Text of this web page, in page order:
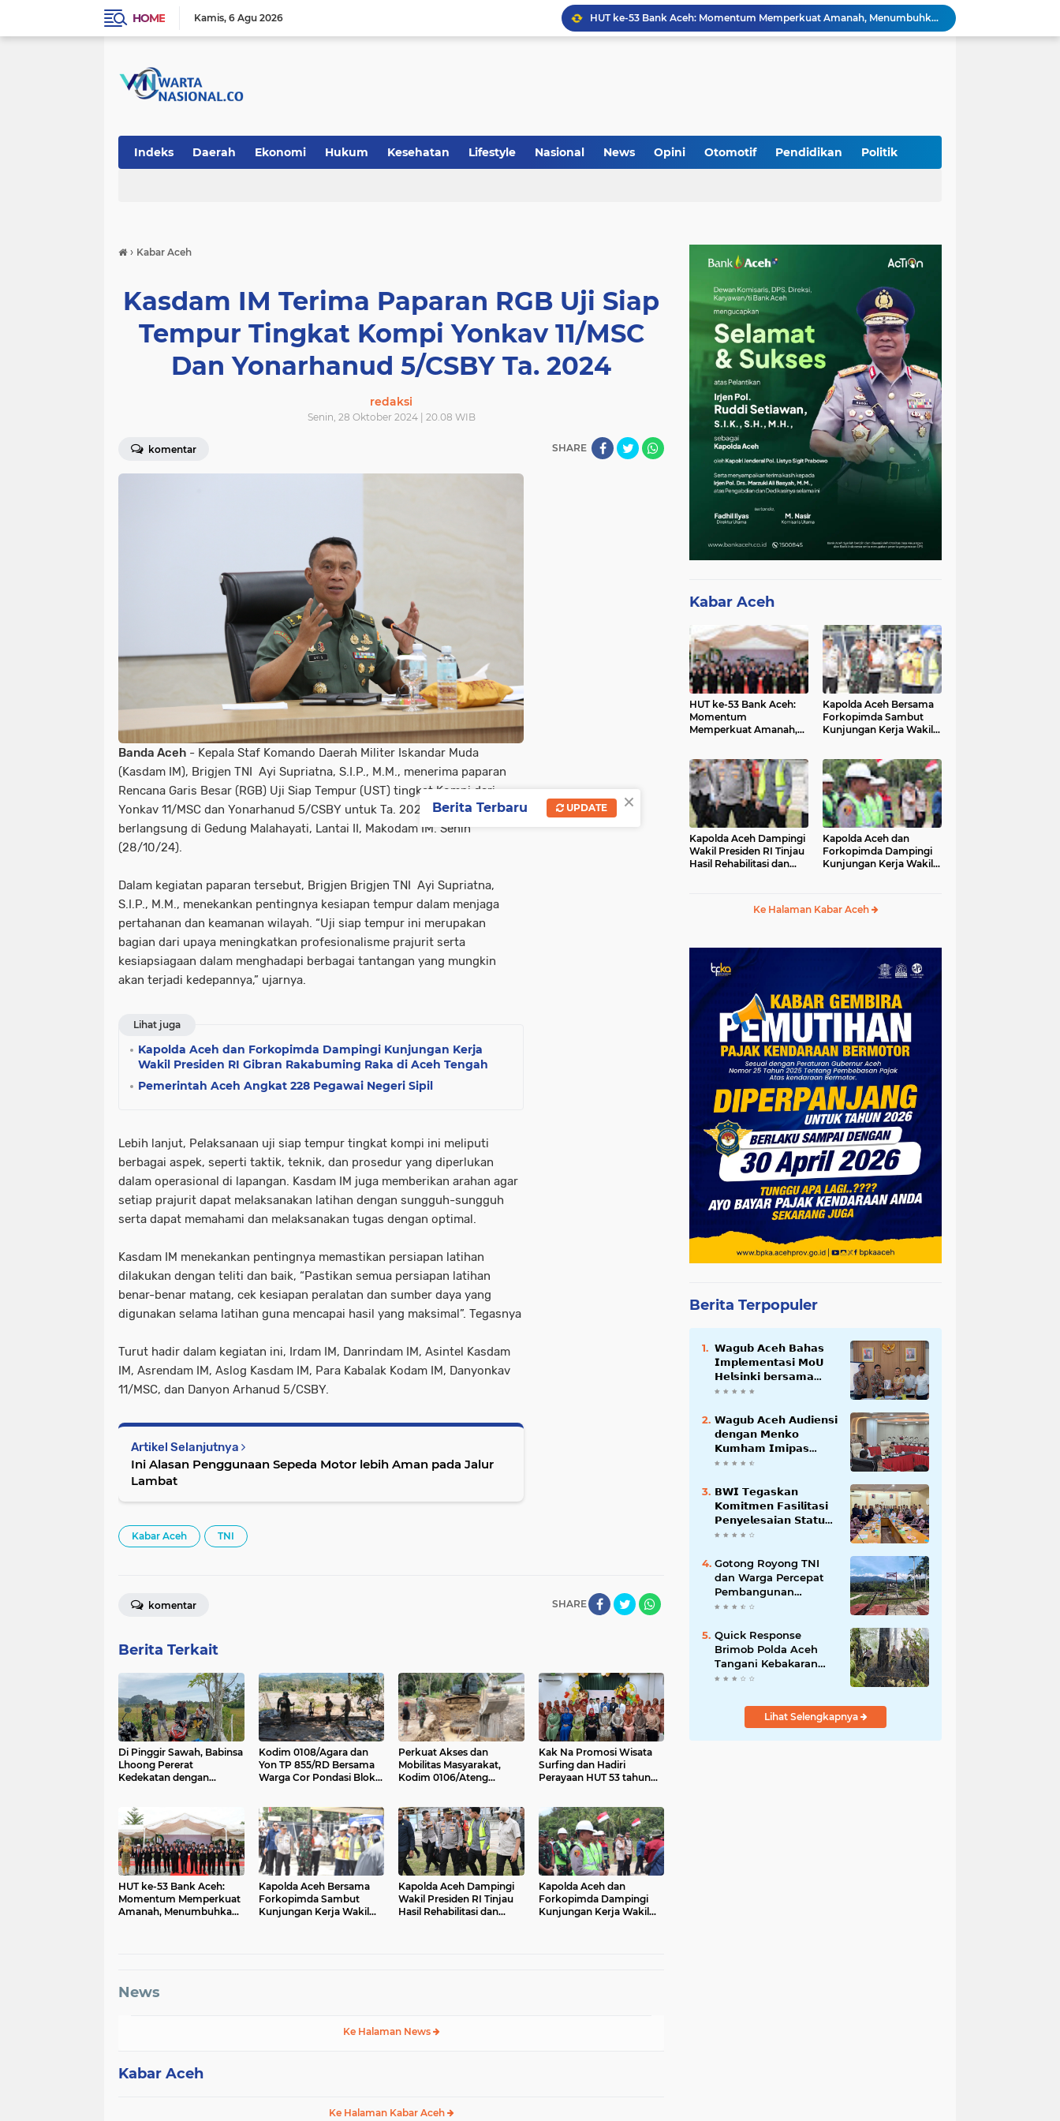
HOME Kamis 6 Agu 2026 HUT ke-53 Bank Aceh: Momentum Memperkuat Amanah, Menumbuhkan Keberkahan Bagi Aceh
Silaturahmi Lintas Sektor di Kuta Alam, TNI–Polri dan Desa Perkokoh Kebersamaan
Babinsa Peukan Bada Hadiri Rapat Lanjutan HUT RI ke-81, Perkuat Sinergi Lintas Sektor
Kapolda Aceh Dampingi Wakil Presiden RI Tinjau Hasil Rehabilitasi dan Rekonstruksi Pascabencana di Desa Kendawi, Gayo Lues
Kak Na Promosi Wisata Surfing dan Hadiri Perayaan HUT 53 tahun BAS Simeulue
Indeks Daerah Ekonomi Hukum Kesehatan Lifestyle Nasional News Opini Otomotif Pendidikan Politik
› Kabar Aceh
Kasdam IM Terima Paparan RGB Uji Siap
Tempur Tingkat Kompi Yonkav 11/MSC
Dan Yonarhanud 5/CSBY Ta. 2024
redaksi
Senin, 28 Oktober 2024 | 20.08 WIB
komentar SHARE
Banda Aceh - Kepala Staf Komando Daerah Militer Iskandar Muda
(Kasdam IM), Brigjen TNI Ayi Supriatna, S.I.P., M.M., menerima paparan
Rencana Garis Besar (RGB) Uji Siap Tempur (UST) tingkat Kompi dari
Yonkav 11/MSC dan Yonarhanud 5/CSBY untuk Ta. 2024. Kegiatan ini
berlangsung di Gedung Malahayati, Lantai II, Makodam IM. Senin
(28/10/24).
Dalam kegiatan paparan tersebut, Brigjen Brigjen TNI Ayi Supriatna,
S.I.P., M.M., menekankan pentingnya kesiapan tempur dalam menjaga
pertahanan dan keamanan wilayah. “Uji siap tempur ini merupakan
bagian dari upaya meningkatkan profesionalisme prajurit serta
kesiapsiagaan dalam menghadapi berbagai tantangan yang mungkin
akan terjadi kedepannya,” ujarnya.
Lihat juga
Kapolda Aceh dan Forkopimda Dampingi Kunjungan Kerja
Wakil Presiden RI Gibran Rakabuming Raka di Aceh Tengah
Pemerintah Aceh Angkat 228 Pegawai Negeri Sipil
Lebih lanjut, Pelaksanaan uji siap tempur tingkat kompi ini meliputi
berbagai aspek, seperti taktik, teknik, dan prosedur yang diperlukan
dalam operasional di lapangan. Kasdam IM juga memberikan arahan agar
setiap prajurit dapat melaksanakan latihan dengan sungguh-sungguh
serta dapat memahami dan melaksanakan tugas dengan optimal.
Kasdam IM menekankan pentingnya memastikan persiapan latihan
dilakukan dengan teliti dan baik, “Pastikan semua persiapan latihan
benar-benar matang, cek kesiapan peralatan dan sumber daya yang
digunakan selama latihan guna mencapai hasil yang maksimal”. Tegasnya
Turut hadir dalam kegiatan ini, Irdam IM, Danrindam IM, Asintel Kasdam
IM, Asrendam IM, Aslog Kasdam IM, Para Kabalak Kodam IM, Danyonkav
11/MSC, dan Danyon Arhanud 5/CSBY.
Artikel Selanjutnya
Ini Alasan Penggunaan Sepeda Motor lebih Aman pada Jalur
Lambat
Kabar Aceh TNI
SHARE
komentar
Berita Terkait
Di Pinggir Sawah, Babinsa
Lhoong Pererat
Kedekatan dengan
Kodim 0108/Agara dan
Yon TP 855/RD Bersama
Warga Cor Pondasi Blok
Ger, Aceh Tenggara
Perkuat Akses dan
Mobilitas Masyarakat,
Kodim 0106/Ateng
Antara, Aceh Tengah
Kak Na Promosi Wisata
Surfing dan Hadiri
Perayaan HUT 53 tahun
HUT ke-53 Bank Aceh:
Momentum Memperkuat
Amanah, Menumbuhkan
Kapolda Aceh Bersama
Forkopimda Sambut
Kunjungan Kerja Wakil
Kapolda Aceh Dampingi
Wakil Presiden RI Tinjau
Hasil Rehabilitasi dan
Kapolda Aceh dan
Forkopimda Dampingi
Kunjungan Kerja Wakil
News
Ke Halaman News
Kabar Aceh
Ke Halaman Kabar Aceh
Kabar Aceh
HUT ke-53 Bank Aceh:
Momentum
Memperkuat Amanah,
Kapolda Aceh Bersama
Forkopimda Sambut
Kunjungan Kerja Wakil
Kapolda Aceh Dampingi
Wakil Presiden RI Tinjau
Hasil Rehabilitasi dan
Kapolda Aceh dan
Forkopimda Dampingi
Kunjungan Kerja Wakil
Ke Halaman Kabar Aceh
Berita Terpopuler
𝗪𝗮𝗴𝘂𝗯 𝗔𝗰𝗲𝗵 𝗕𝗮𝗵𝗮𝘀
𝗜𝗺𝗽𝗹𝗲𝗺𝗲𝗻𝘁𝗮𝘀𝗶 𝗠𝗼𝗨
𝗛𝗲𝗹𝘀𝗶𝗻𝗸𝗶 𝗯𝗲𝗿𝘀𝗮𝗺𝗮
𝗦𝗲𝗸𝗿𝗲𝘁𝗮𝗿𝗶𝗮𝘁 𝗡𝗲𝗴𝗮𝗿𝗮
𝗪𝗮𝗴𝘂𝗯 𝗔𝗰𝗲𝗵 𝗔𝘂𝗱𝗶𝗲𝗻𝘀𝗶
𝗱𝗲𝗻𝗴𝗮𝗻 𝗠𝗲𝗻𝗸𝗼
𝗞𝘂𝗺𝗵𝗮𝗺 𝗜𝗺𝗶𝗽𝗮𝘀
𝗧𝗲𝗿𝗸𝗮𝗶𝘁 𝗦𝘁𝗮𝘁𝘂𝘀 𝗪𝗮𝗸𝗮𝗳
𝗕𝗪𝗜 𝗧𝗲𝗴𝗮𝘀𝗸𝗮𝗻
𝗞𝗼𝗺𝗶𝘁𝗺𝗲𝗻 𝗙𝗮𝘀𝗶𝗹𝗶𝘁𝗮𝘀𝗶
𝗣𝗲𝗻𝘆𝗲𝗹𝗲𝘀𝗮𝗶𝗮𝗻 𝗦𝘁𝗮𝘁𝘂𝘀
𝗪𝗮𝗸𝗮𝗳 𝗕𝗹𝗮𝗻𝗴 𝗣𝗮𝗱𝗮𝗻𝗴
Gotong Royong TNI
dan Warga Percepat
Pembangunan
Jembatan Gantung
Aceh Tenggara
Quick Response
Brimob Polda Aceh
Tangani Kebakaran
Hutan di Lembah
Lihat Selengkapnya
×
Berita Terbaru UPDATE